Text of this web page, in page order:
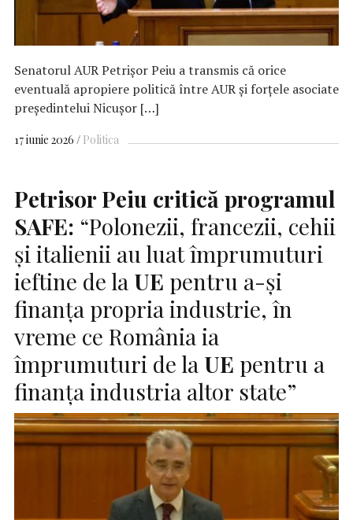
Senatorul AUR Petrișor Peiu a transmis că orice
eventuală apropiere politică între AUR și forțele asociate
președintelui Nicușor […]
17 iunie 2026 Politica
Petrisor Peiu critică programul
SAFE: “Polonezii, francezii, cehii
și italienii au luat împrumuturi
ieftine de la UE pentru a-și
finanța propria industrie, în
vreme ce România ia
împrumuturi de la UE pentru a
finanța industria altor state”